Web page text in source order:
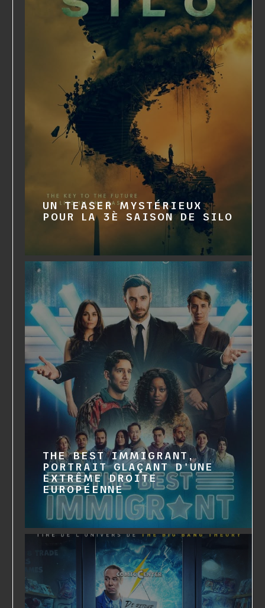
UN TEASER MYSTÉRIEUX
POUR LA 3È SAISON DE SILO
THE BEST IMMIGRANT,
PORTRAIT GLAÇANT D'UNE
EXTRÊME DROITE
EUROPÉENNE